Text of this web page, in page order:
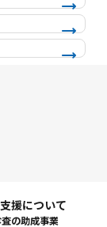
援について
の助成事業